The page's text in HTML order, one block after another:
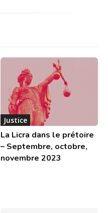
Justice
La Licra dans le prétoire
– Septembre, octobre,
novembre 2023